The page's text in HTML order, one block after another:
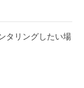
タリングしたい場